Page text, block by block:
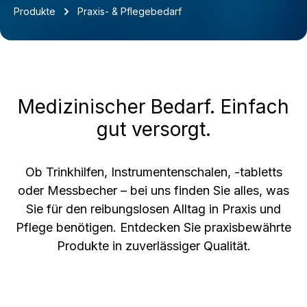
Produkte Praxis- & Pflegebedarf
Medizinischer Bedarf. Einfach
gut versorgt.
Ob Trinkhilfen, Instrumentenschalen, -tabletts
oder Messbecher – bei uns finden Sie alles, was
Sie für den reibungslosen Alltag in Praxis und
Pflege benötigen. Entdecken Sie praxisbewährte
Produkte in zuverlässiger Qualität.